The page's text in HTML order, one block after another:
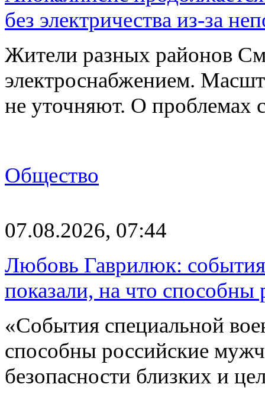
без электричества из-за
Жители разных районов
электроснабжением.
не уточняют. О проблемах
Общество
07.08.2026, 07:44
Любовь Гаврилюк:
показали, на что
«События специальной
способны российские
безопасности близких и